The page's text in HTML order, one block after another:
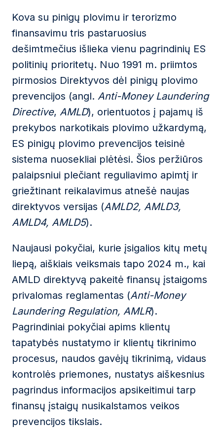
Kova su pinigų plovimu ir terorizmo
finansavimu tris pastaruosius
dešimtmečius išlieka vienu pagrindinių ES
politinių prioritetų. Nuo 1991 m. priimtos
pirmosios Direktyvos dėl pinigų plovimo
prevencijos (angl. Anti-Money Laundering
Directive, AMLD), orientuotos į pajamų iš
prekybos narkotikais plovimo užkardymą,
ES pinigų plovimo prevencijos teisinė
sistema nuosekliai plėtėsi. Šios peržiūros
palaipsniui plečiant reguliavimo apimtį ir
griežtinant reikalavimus atnešė naujas
direktyvos versijas (AMLD2, AMLD3,
AMLD4, AMLD5).
Naujausi pokyčiai, kurie įsigalios kitų metų
liepą, aiškiais veiksmais tapo 2024 m., kai
AMLD direktyvą pakeitė finansų įstaigoms
privalomas reglamentas (Anti-Money
Laundering Regulation, AMLR).
Pagrindiniai pokyčiai apims klientų
tapatybės nustatymo ir klientų tikrinimo
procesus, naudos gavėjų tikrinimą, vidaus
kontrolės priemones, nustatys aiškesnius
pagrindus informacijos apsikeitimui tarp
finansų įstaigų nusikalstamos veikos
prevencijos tikslais.